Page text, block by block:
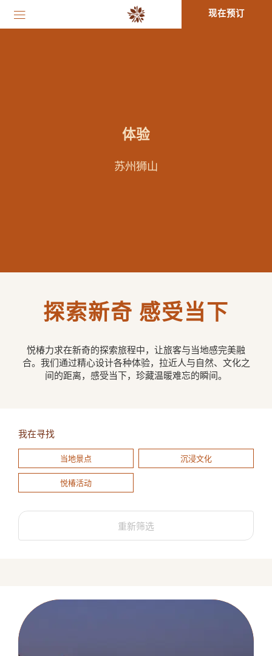
现在预订
体验
苏州狮山
探索新奇 感受当下
悦椿力求在新奇的探索旅程中，让旅客与当地感完美融
合。我们通过精心设计各种体验，拉近人与自然、文化之
间的距离，感受当下，珍藏温暖难忘的瞬间。
我在寻找
当地景点 沉浸文化
悦椿活动
重新筛选